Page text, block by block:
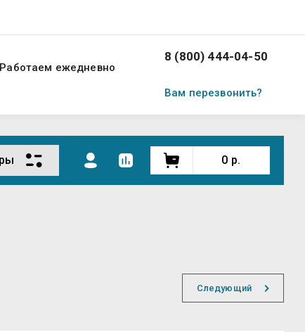
Работаем ежедневно
8 (800) 444-04-50
Вам перезвонить?
0 р.
Следующий